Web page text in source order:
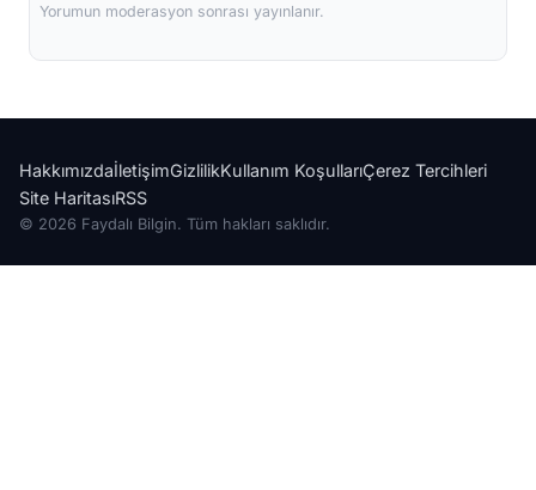
Yorumun moderasyon sonrası yayınlanır.
HakkımızdaİletişimGizlilikKullanım KoşullarıÇerez Tercihleri
Site HaritasıRSS
© 2026 Faydalı Bilgin. Tüm hakları saklıdır.